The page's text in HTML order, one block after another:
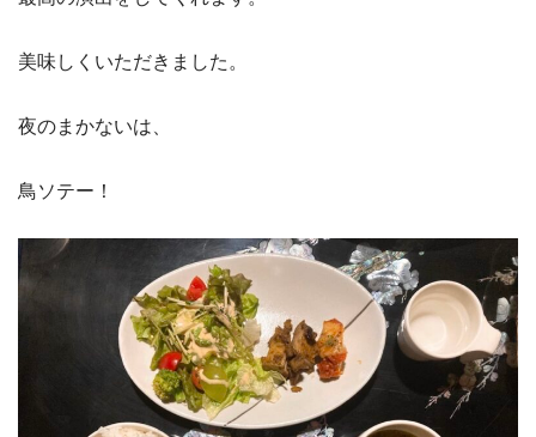
美味しくいただきました。
夜のまかないは、
鳥ソテー！